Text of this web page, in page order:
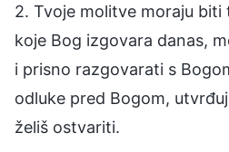
2. Tvoje molitve moraju biti
koje Bog izgovara danas,
i prisno razgovarati s
odluke pred Bogom,
želiš ostvariti.